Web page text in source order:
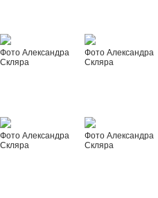
Фото Александра
Скляра
Фото Александра
Скляра
Фото Александра
Скляра
Фото Александра
Скляра